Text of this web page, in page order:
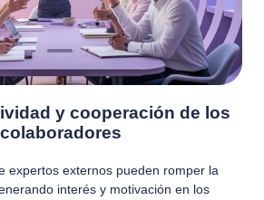
y cooperación de los
colaboradores
expertos externos pueden romper la
interés y motivación en los